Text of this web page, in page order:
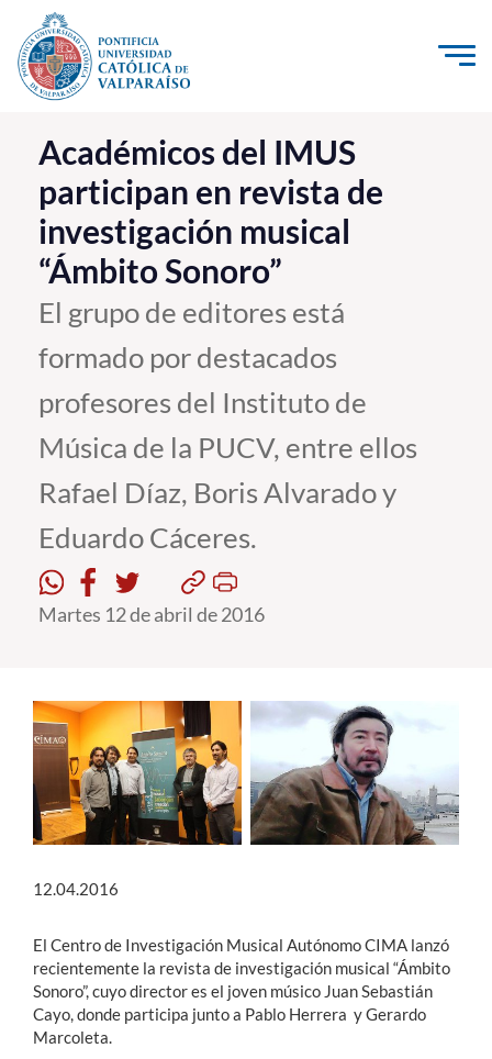
Click acá para ir directamente al contenido
La Universidad
Investigación, Creación e Innovación
PUCV Internacional
Vinculación con el Medio
Admisión
Pregrado
Postgrado
Formación Continua
Estudiantes
Académicos
English
Académicos del IMUS
participan en revista de
investigación musical
“Ámbito Sonoro”
El grupo de editores está
formado por destacados
profesores del Instituto de
Música de la PUCV, entre ellos
Rafael Díaz, Boris Alvarado y
Eduardo Cáceres.
Martes 12 de abril de 2016
12.04.2016
El Centro de Investigación Musical Autónomo CIMA lanzó
recientemente la revista de investigación musical “Ámbito
Sonoro”, cuyo director es el joven músico Juan Sebastián
Cayo, donde participa junto a Pablo Herrera y Gerardo
Marcoleta.